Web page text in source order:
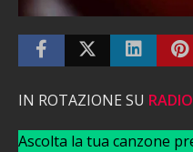
IN ROTAZIONE SU
Ascolta la tua canzone